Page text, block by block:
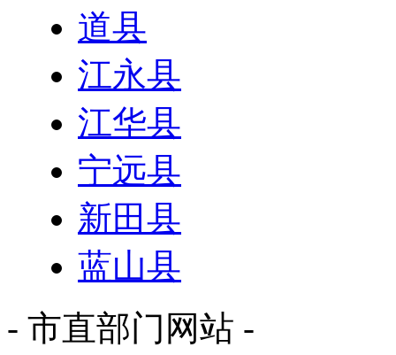
道县
江永县
江华县
宁远县
新田县
蓝山县
- 市直部门网站 -